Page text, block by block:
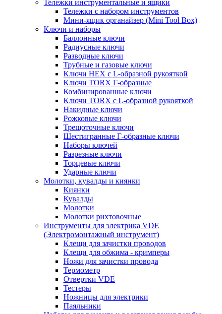
Тележки инструментальные и ящики
Тележки с набором инструментов
Мини-ящик органайзер (Mini Tool Box)
Ключи и наборы
Баллонные ключи
Радиусные ключи
Разводные ключи
Трубные и газовые ключи
Ключи HEX с L-образной рукояткой
Ключи TORX Г-образные
Комбинированные ключи
Ключи TORX с L-образной рукояткой
Накидные ключи
Рожковые ключи
Трещоточные ключи
Шестигранные Г-образные ключи
Наборы ключей
Разрезные ключи
Торцевые ключи
Ударные ключи
Молотки, кувалды и киянки
Киянки
Кувалды
Молотки
Молотки рихтовочные
Инструменты для электрика VDE
(Электромонтажный инструмент)
Клещи для зачистки проводов
Клещи для обжима - кримперы
Ножи для зачистки провода
Термометр
Отвертки VDE
Тестеры
Ножницы для электрики
Паяльники